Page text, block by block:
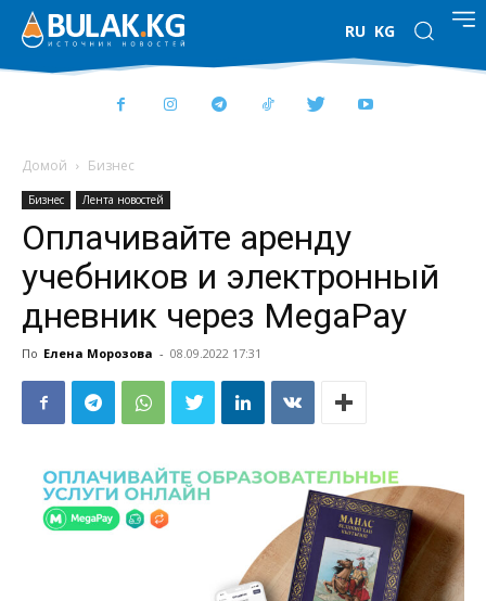
RU KG
Домой Бизнес
Бизнес Лента новостей
Оплачивайте аренду
учебников и электронный
дневник через MegaPay
По Елена Морозова - 08.09.2022 17:31